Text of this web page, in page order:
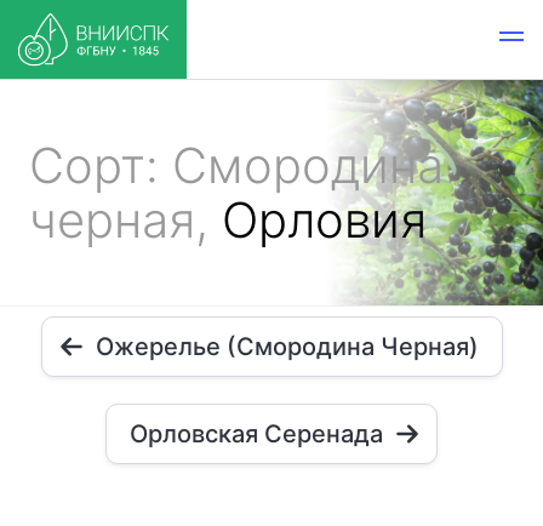
Сорт: Смородина
черная, Орловия
Ожерелье (Смородина Черная)
Орловская Серенада